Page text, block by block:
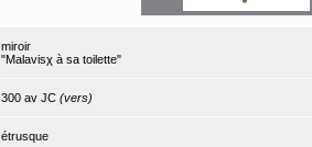
miroir
"Malavisχ à sa toilette"
300 av JC (vers)
étrusque